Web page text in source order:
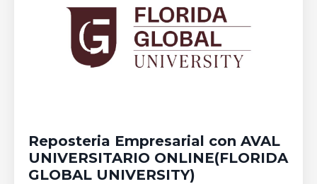
Reposteria Empresarial con AVAL
UNIVERSITARIO ONLINE(FLORIDA
GLOBAL UNIVERSITY)